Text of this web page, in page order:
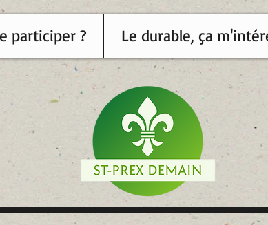
participer ? Le durable, ça